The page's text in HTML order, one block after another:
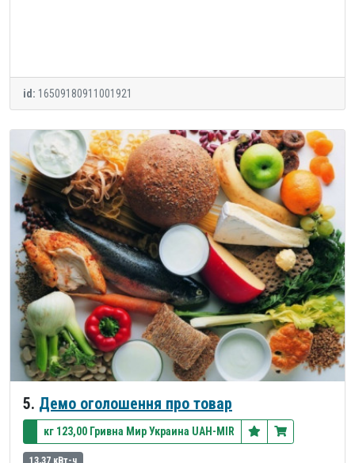
id: 16509180911001921
5. Демо оголошення про товар
кг 123,00 Гривна Мир Украина UAH-MIR
13,37 кВт-ч